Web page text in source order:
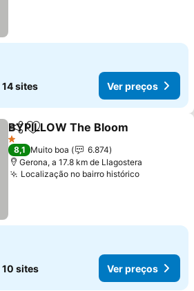
14 sites Ver preços
PartilharAdicionar aos favoritos
BYPILLOW The Bloom
1 Estrelas
8,1 Muito boa
6.874
Gerona, a 17.8 km de Llagostera
Localização no bairro históricoVer
10 sites Ver preços